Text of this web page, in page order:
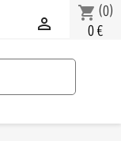
shopping_cart (0)
0 €
